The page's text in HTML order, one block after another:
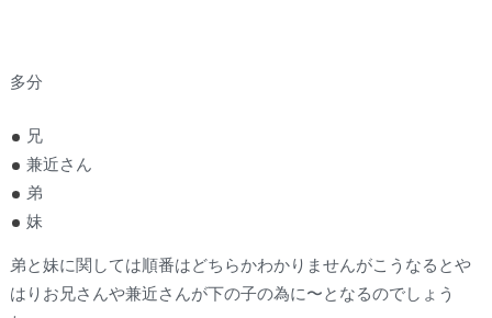
多分
兄
兼近さん
弟
妹
弟と妹に関しては順番はどちらかわかりませんがこうなるとや
はりお兄さんや兼近さんが下の子の為に〜となるのでしょう